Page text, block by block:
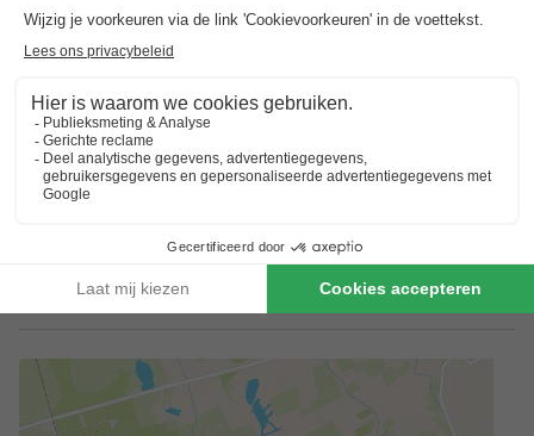
Reserveringen met meerdere accommodaties zijn pas
gegarandeerd wanneer u een factuur vanuit het park ontvangt.
Voorkeuren
Voor voorkeuren zoals bijvoorbeeld de ligging van je
accommodatie kun je contact opnemen met de aanbieder.
Reserveringen met meerdere accommodaties zijn pas
gegarandeerd wanneer u een factuur vanuit het park ontvangt.